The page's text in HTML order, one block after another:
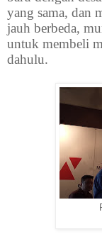
yang sama, dan
jauh berbeda,
untuk membeli
dahulu.